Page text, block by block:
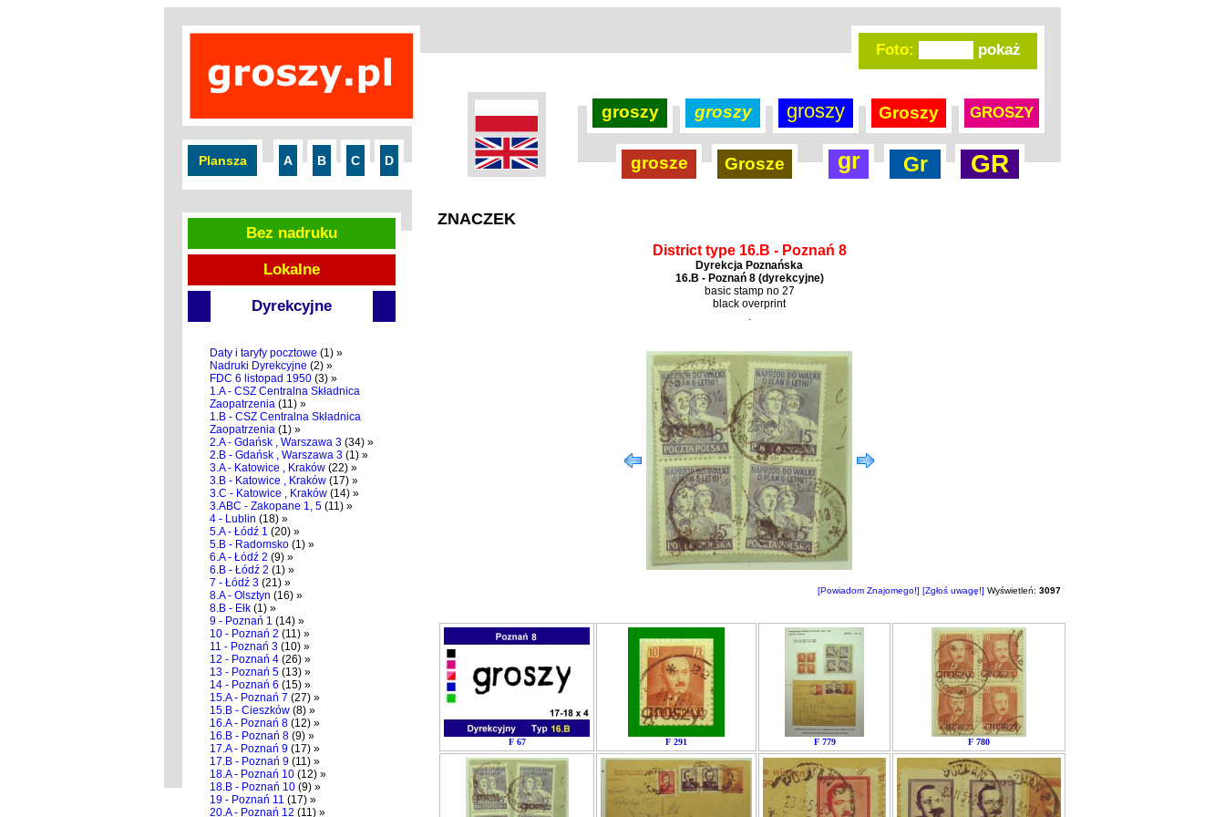
Foto:
Plansza A B C D
groszy groszy groszy Groszy GROSZY
grosze Grosze gr Gr GR
Bez nadruku
Lokalne
Dyrekcyjne
Daty i taryfy pocztowe (1) »
Nadruki Dyrekcyjne (2) »
FDC 6 listopad 1950 (3) »
1.A - CSZ Centralna Składnica
Zaopatrzenia (11) »
1.B - CSZ Centralna Składnica
Zaopatrzenia (1) »
2.A - Gdańsk , Warszawa 3 (34) »
2.B - Gdańsk , Warszawa 3 (1) »
3.A - Katowice , Kraków (22) »
3.B - Katowice , Kraków (17) »
3.C - Katowice , Kraków (14) »
3.ABC - Zakopane 1, 5 (11) »
4 - Lublin (18) »
5.A - Łódź 1 (20) »
5.B - Radomsko (1) »
6.A - Łódź 2 (9) »
6.B - Łódź 2 (1) »
7 - Łódź 3 (21) »
8.A - Olsztyn (16) »
8.B - Ełk (1) »
9 - Poznań 1 (14) »
10 - Poznań 2 (11) »
11 - Poznań 3 (10) »
12 - Poznań 4 (26) »
13 - Poznań 5 (13) »
14 - Poznań 6 (15) »
15.A - Poznań 7 (27) »
15.B - Cieszków (8) »
16.A - Poznań 8 (12) »
16.B - Poznań 8 (9) »
17.A - Poznań 9 (17) »
17.B - Poznań 9 (11) »
18.A - Poznań 10 (12) »
18.B - Poznań 10 (9) »
19 - Poznań 11 (17) »
20.A - Poznań 12 (11) »
ZNACZEK
District type 16.B - Poznań 8
Dyrekcja Poznańska
16.B - Poznań 8 (dyrekcyjne)
basic stamp no 27
black overprint
.
[Powiadom Znajomego!] [Zgłoś uwagę!] Wyświetleń: 3097
F 67 F 291 F 779 F 780